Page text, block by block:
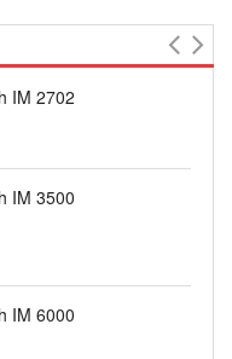
IM 2702
IM 3500
IM 6000